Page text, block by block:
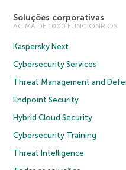
Soluções corporativas
ACIMA DE 1000 FUNCIONRIOS
Kaspersky Next
Cybersecurity Services
Threat Management and
Endpoint Security
Hybrid Cloud Security
Cybersecurity Training
Threat Intelligence